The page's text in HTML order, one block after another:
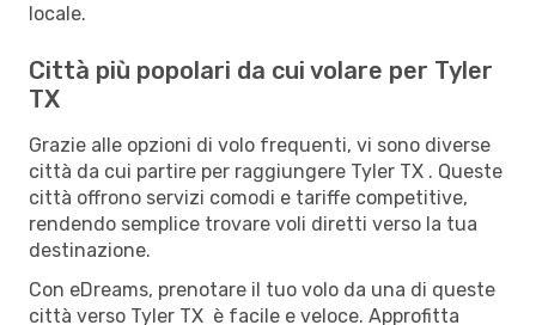
locale.
Città più popolari da cui volare per Tyler
TX
Grazie alle opzioni di volo frequenti, vi sono diverse
città da cui partire per raggiungere Tyler TX . Queste
città offrono servizi comodi e tariffe competitive,
rendendo semplice trovare voli diretti verso la tua
destinazione.
Con eDreams, prenotare il tuo volo da una di queste
città verso Tyler TX è facile e veloce. Approfitta